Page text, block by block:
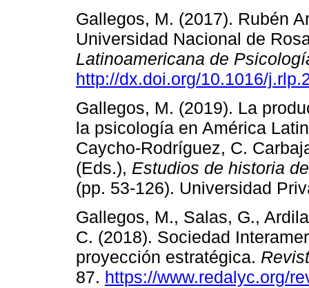
Gallegos, M. (2017). Rubén
Universidad Nacional de
Latinoamericana de
http://dx.doi.org/10.1016/
Gallegos, M. (2019). La
la psicología en América
Caycho-Rodríguez, C.
(Eds.), Estudios de historia
(pp. 53-126). Universidad
Gallegos, M., Salas, G.,
C. (2018). Sociedad
proyección estratégica.
87. https://www.redalyc.org/